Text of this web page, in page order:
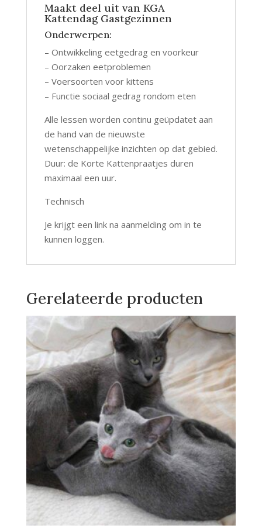
Maakt deel uit van KGA
Kattendag Gastgezinnen
Onderwerpen:
– Ontwikkeling eetgedrag en voorkeur
– Oorzaken eetproblemen
– Voersoorten voor kittens
– Functie sociaal gedrag rondom eten
Alle lessen worden continu geüpdatet aan
de hand van de nieuwste
wetenschappelijke inzichten op dat gebied.
Duur: de Korte Kattenpraatjes duren
maximaal een uur.
Technisch
Je krijgt een link na aanmelding om in te
kunnen loggen.
Gerelateerde producten